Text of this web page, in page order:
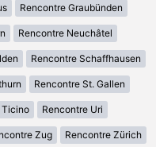
Rencontre Graubünden
Rencontre Neuchâtel
Rencontre Schaffhausen
Rencontre St. Gallen
Ticino Rencontre Uri
Zug Rencontre Zürich